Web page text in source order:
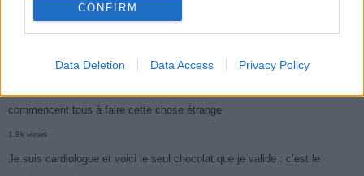
CONFIRM
Data Deletion Data Access Privacy Policy
Ce cancer mortel explose chez les personnes nées après 1980 : le
symptôme à repérer
commencent tous à faire cette chose étrange
1.8k views
Je suis cardiologue et voici le seul chocolat que je valide : c’est le